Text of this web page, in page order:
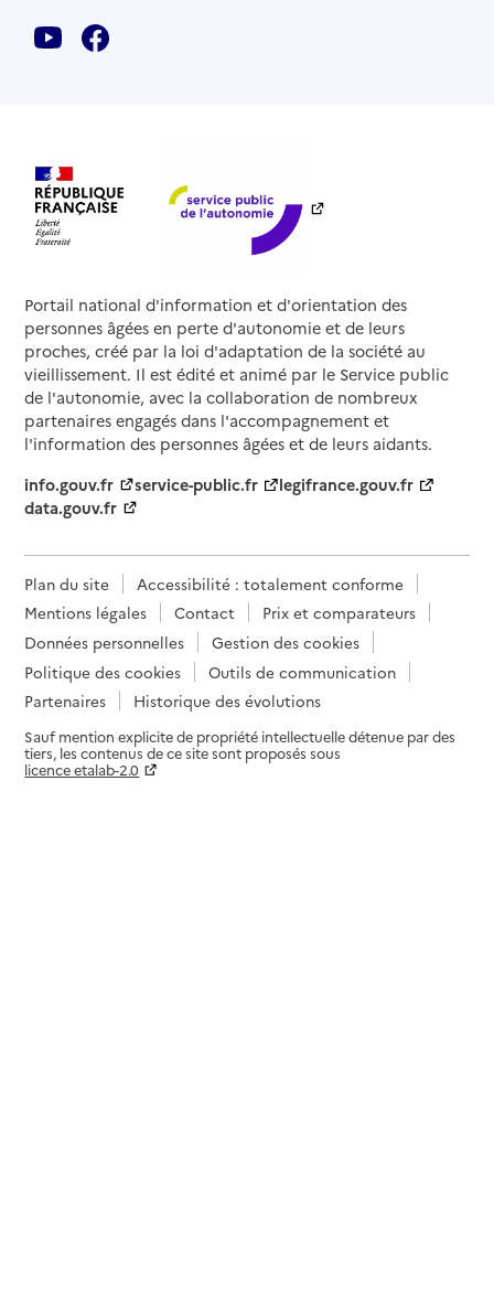
Portail national d'information et d'orientation des
personnes âgées en perte d'autonomie et de leurs
proches, créé par la loi d'adaptation de la société au
vieillissement. Il est édité et animé par le Service public
de l'autonomie, avec la collaboration de nombreux
partenaires engagés dans l'accompagnement et
l'information des personnes âgées et de leurs aidants.
info.gouv.fr
service-public.fr
legifrance.gouv.fr
data.gouv.fr
Plan du site
Accessibilité : totalement conforme
Mentions légales
Contact
Prix et comparateurs
Données personnelles
Gestion des cookies
Politique des cookies
Outils de communication
Partenaires
Historique des évolutions
Sauf mention explicite de propriété intellectuelle détenue par des
tiers, les contenus de ce site sont proposés sous
licence etalab-2.0